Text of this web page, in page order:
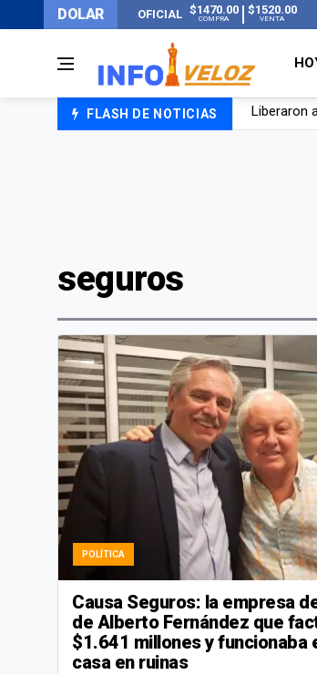
DOLAR OFICIAL $1470.00
COMPRA
$1520.00
VENTA
FLASH DE NOTICIAS
Tensión
seguros
POLÍTICA
Causa Seguros: la empresa
de Alberto Fernández que
$1.641 millones y funcionaba
casa en ruinas